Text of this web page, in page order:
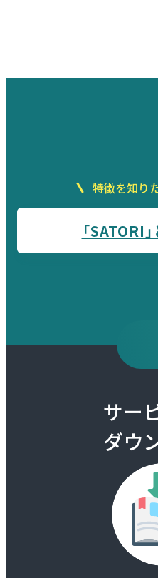
特徴を知り
「SATORI
サー
ダウ